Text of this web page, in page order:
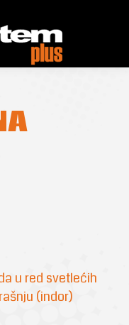
u red svetlećih
(indor)